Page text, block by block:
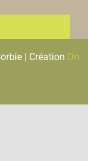
| Création Dn